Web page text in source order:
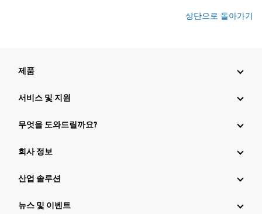
상단으로 돌아가기
제품
서비스 및 지원
무엇을 도와드릴까요?
회사 정보
산업 솔루션
뉴스 및 이벤트